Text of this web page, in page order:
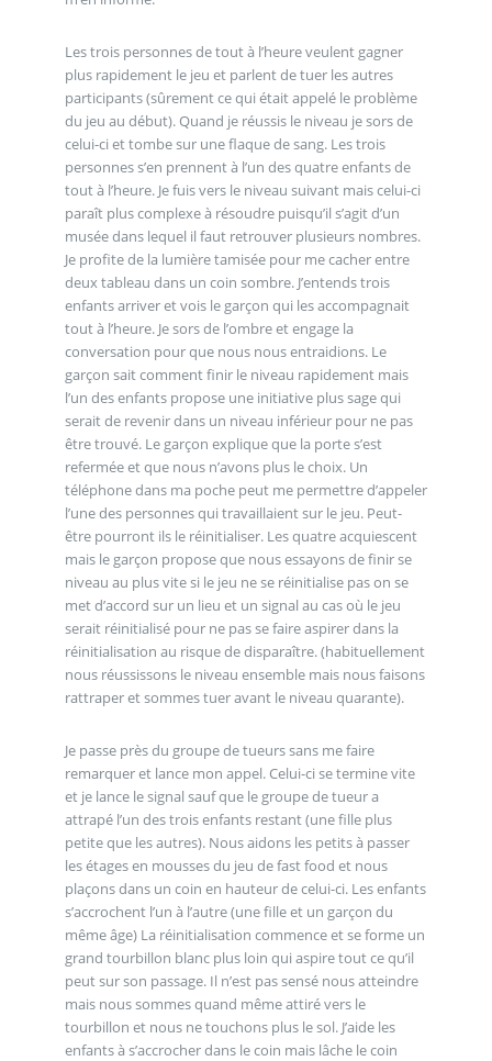
Les trois personnes de tout à l’heure veulent gagner
plus rapidement le jeu et parlent de tuer les autres
participants (sûrement ce qui était appelé le problème
du jeu au début). Quand je réussis le niveau je sors de
celui-ci et tombe sur une flaque de sang. Les trois
personnes s’en prennent à l’un des quatre enfants de
tout à l’heure. Je fuis vers le niveau suivant mais celui-ci
paraît plus complexe à résoudre puisqu’il s’agit d’un
musée dans lequel il faut retrouver plusieurs nombres.
Je profite de la lumière tamisée pour me cacher entre
deux tableau dans un coin sombre. J’entends trois
enfants arriver et vois le garçon qui les accompagnait
tout à l’heure. Je sors de l’ombre et engage la
conversation pour que nous nous entraidions. Le
garçon sait comment finir le niveau rapidement mais
l’un des enfants propose une initiative plus sage qui
serait de revenir dans un niveau inférieur pour ne pas
être trouvé. Le garçon explique que la porte s’est
refermée et que nous n’avons plus le choix. Un
téléphone dans ma poche peut me permettre d’appeler
l’une des personnes qui travaillaient sur le jeu. Peut-
être pourront ils le réinitialiser. Les quatre acquiescent
mais le garçon propose que nous essayons de finir se
niveau au plus vite si le jeu ne se réinitialise pas on se
met d’accord sur un lieu et un signal au cas où le jeu
serait réinitialisé pour ne pas se faire aspirer dans la
réinitialisation au risque de disparaître. (habituellement
nous réussissons le niveau ensemble mais nous faisons
rattraper et sommes tuer avant le niveau quarante).
Je passe près du groupe de tueurs sans me faire
remarquer et lance mon appel. Celui-ci se termine vite
et je lance le signal sauf que le groupe de tueur a
attrapé l’un des trois enfants restant (une fille plus
petite que les autres). Nous aidons les petits à passer
les étages en mousses du jeu de fast food et nous
plaçons dans un coin en hauteur de celui-ci. Les enfants
s’accrochent l’un à l’autre (une fille et un garçon du
même âge) La réinitialisation commence et se forme un
grand tourbillon blanc plus loin qui aspire tout ce qu’il
peut sur son passage. Il n’est pas sensé nous atteindre
mais nous sommes quand même attiré vers le
tourbillon et nous ne touchons plus le sol. J’aide les
enfants à s’accrocher dans le coin mais lâche le coin